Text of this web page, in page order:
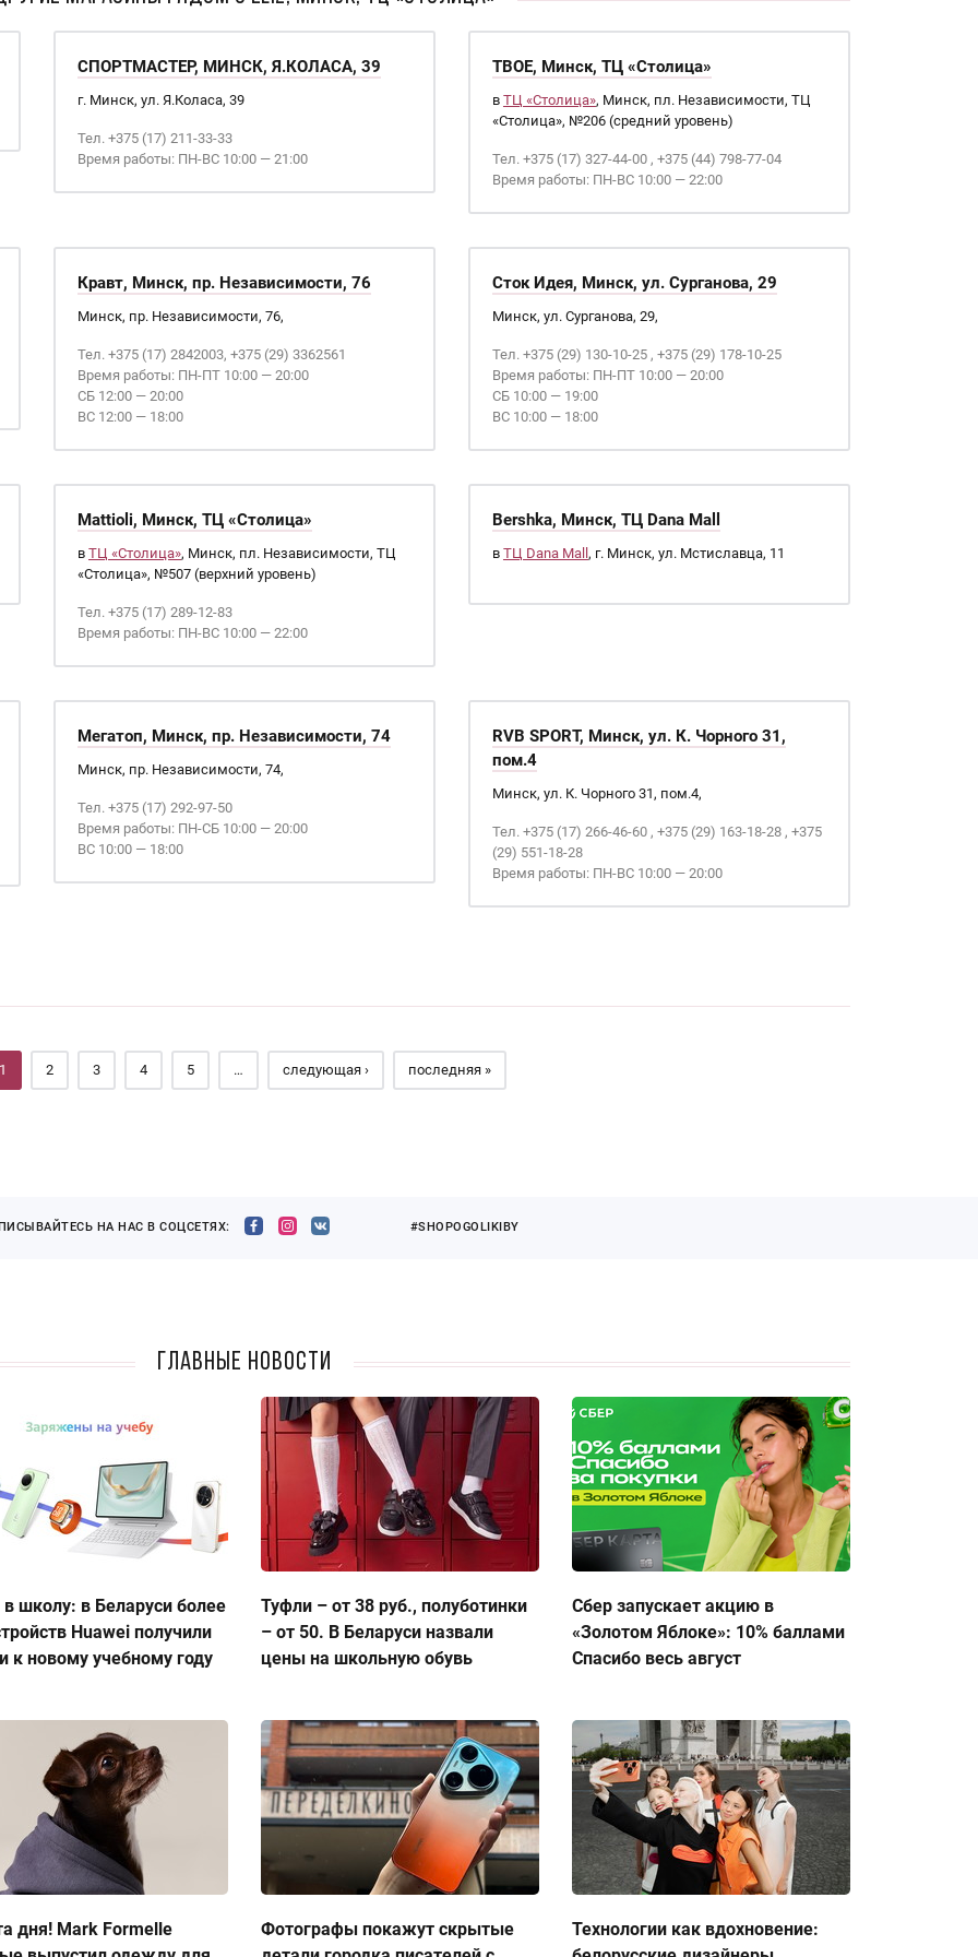
СПОРТМАСТЕР, МИНСК, Я.КОЛАСА, 39
г. Минск, ул. Я.Коласа, 39
Тел. +375 (17) 211-33-33
Время работы: ПН-ВС 10:00 — 21:00
ТВОЕ, Минск, ТЦ «Столица»
в ТЦ «Столица», Минск, пл. Независимости, ТЦ
«Столица», №206 (средний уровень)
Тел. +375 (17) 327-44-00 , +375 (44) 798-77-04
Время работы: ПН-ВС 10:00 — 22:00
Кравт, Минск, пр. Независимости, 76
Минск, пр. Независимости, 76,
Тел. +375 (17) 2842003, +375 (29) 3362561
Время работы: ПН-ПТ 10:00 — 20:00
СБ 12:00 — 20:00
ВС 12:00 — 18:00
Сток Идея, Минск, ул. Сурганова, 29
Минск, ул. Сурганова, 29,
Тел. +375 (29) 130-10-25 , +375 (29) 178-10-25
Время работы: ПН-ПТ 10:00 — 20:00
СБ 10:00 — 19:00
ВС 10:00 — 18:00
Mattioli, Минск, ТЦ «Столица»
в ТЦ «Столица», Минск, пл. Независимости, ТЦ
«Столица», №507 (верхний уровень)
Тел. +375 (17) 289-12-83
Время работы: ПН-ВС 10:00 — 22:00
Bershka, Минск, ТЦ Dana Mall
в ТЦ Dana Mall , г. Минск, ул. Мстиславца, 11
Мегатоп, Минск, пр. Независимости, 74
Минск, пр. Независимости, 74,
Тел. +375 (17) 292-97-50
Время работы: ПН-СБ 10:00 — 20:00
ВС 10:00 — 18:00
RVB SPORT, Минск, ул. К. Чорного 31,
пом.4
Минск, ул. К. Чорного 31, пом.4,
Тел. +375 (17) 266-46-60 , +375 (29) 163-18-28 , +375
(29) 551-18-28
Время работы: ПН-ВС 10:00 — 20:00
2 3 4 5 … следующая › последняя »
НА НАС В СОЦСЕТЯХ: #SHOPOGOLIKIBY
Главные новости
школу: в Беларуси более
Huawei получили
к новому учебному году
Туфли – от 38 руб., полуботинки
– от 50. В Беларуси назвали
цены на школьную обувь
Сбер запускает акцию в
«Золотом Яблоке»: 10% баллами
Спасибо весь август
дня! Mark Formelle
Фотографы покажут скрытые
Технологии как вдохновение: